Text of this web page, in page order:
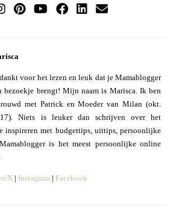
voor het lezen en leuk dat je Mamablogger
bezoekje brengt! Mijn naam is Marisca. Ik ben
met Patrick en Moeder van Milan (okt.
Niets is leuker dan schrijven over het
inspireren met budgettips, uittips, persoonlijke
is het meest persoonlijke online
X | Instagram | Facebook